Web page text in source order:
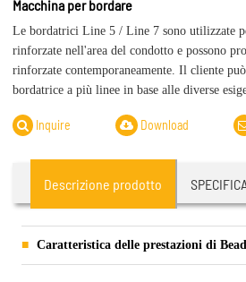
Macchina per bordare
Le bordatrici Line 5 / Line 7 sono utilizzate
rinforzate nell'area del condotto e possono
rinforzate contemporaneamente. Il cliente
bordatrice a più linee in base alle diverse
Inquire Download
Descrizione prodotto
Caratteristica delle prestazioni di